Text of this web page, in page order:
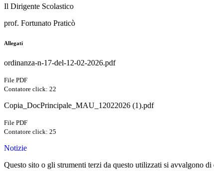
Il Dirigente Scolastico
prof. Fortunato Praticò
Allegati
ordinanza-n-17-del-12-02-2026.pdf
File PDF
Contatore click: 22
Copia_DocPrincipale_MAU_12022026 (1).pdf
File PDF
Contatore click: 25
Notizie
Questo sito o gli strumenti terzi da questo utilizzati si avvalgono